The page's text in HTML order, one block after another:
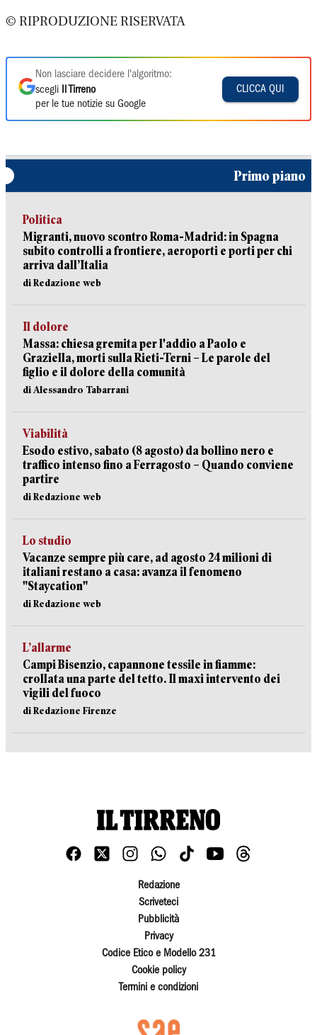
© RIPRODUZIONE RISERVATA
Non lasciare decidere l'algoritmo:
scegli
Il Tirreno
per le tue notizie su Google
CLICCA QUI
Primo piano
Politica
Migranti, nuovo scontro Roma-Madrid: in Spagna
subito controlli a frontiere, aeroporti e porti per chi
arriva dall’Italia
di Redazione web
Il dolore
Massa: chiesa gremita per l'addio a Paolo e
Graziella, morti sulla Rieti-Terni – Le parole del
figlio e il dolore della comunità
di Alessandro Tabarrani
Viabilità
Esodo estivo, sabato (8 agosto) da bollino nero e
traffico intenso fino a Ferragosto – Quando conviene
partire
di Redazione web
Lo studio
Vacanze sempre più care, ad agosto 24 milioni di
italiani restano a casa: avanza il fenomeno
"Staycation"
di Redazione web
L’allarme
Campi Bisenzio, capannone tessile in fiamme:
crollata una parte del tetto. Il maxi intervento dei
vigili del fuoco
di Redazione Firenze
Redazione
Scriveteci
Pubblicità
Privacy
Codice Etico e Modello 231
Cookie policy
Termini e condizioni